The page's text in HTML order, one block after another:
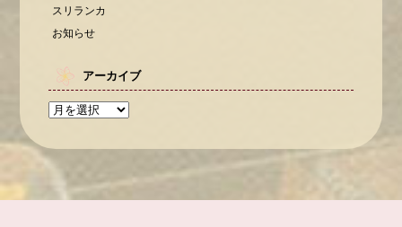
スリランカ
お知らせ
アーカイブ